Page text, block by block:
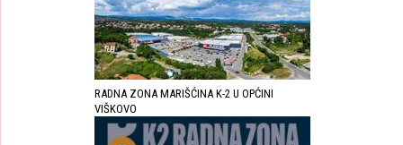
RADNA ZONA MARIŠĆINA K-2 U OPĆINI
VIŠKOVO